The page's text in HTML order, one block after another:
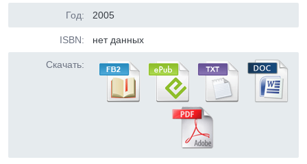
Год: 2005
ISBN: нет данных
Скачать: